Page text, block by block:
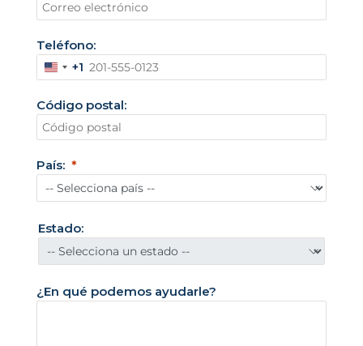
Teléfono:
E
t
a
d
o
s
n
i
o
+1
Código postal:
País:
Estado:
¿En qué podemos ayudarle?